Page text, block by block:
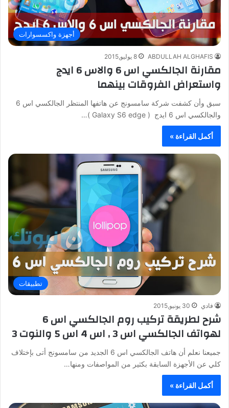
أجهزة واكسسوارات
ABDULLAH ALGHAFIS 8 يوليو,2015
مقارنة الجالكسي اس 6 والاس 6 ايدج
واستعراض الفروقات بينهما
سبق وأن كشفت شركة سامسونج عن هاتفها المنتظر الجالكسي اس 6
والجالكسي اس 6 ايدج ( Galaxy S6 edge )…
أكمل القراءة »
تطبيقات
فادي 30 يونيو,2015
شرح لطريقة تركيب روم الجالكسي اس 6
لهواتف الجالكسي اس 3 , اس 4 اس 5 والنوت 3
جميعنا نعلم أن هاتف الجالكسي اس 6 الجديد من سامسونج أتى بإختلاف
كلي عن الأجهزة السابقة بكثير من المواصفات ومنها…
أكمل القراءة »